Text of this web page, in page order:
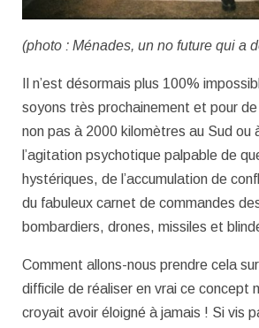
(photo : Ménades, un no future qui a
Il n’est désormais plus 100%
soyons très prochainement et pour
non pas à 2000 kilomètres au Sud ou
l’agitation psychotique palpable de
hystériques, de l’accumulation de
du fabuleux carnet de commandes
bombardiers, drones, missiles et
Comment allons-nous prendre cela
difficile de réaliser en vrai ce concept
croyait avoir éloigné à jamais ! Si vis